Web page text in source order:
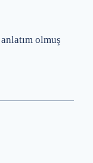
olmuş